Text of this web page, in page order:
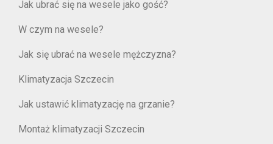
Jak ubrać się na wesele jako gość?
W czym na wesele?
Jak się ubrać na wesele mężczyzna?
Klimatyzacja Szczecin
Jak ustawić klimatyzację na grzanie?
Montaż klimatyzacji Szczecin